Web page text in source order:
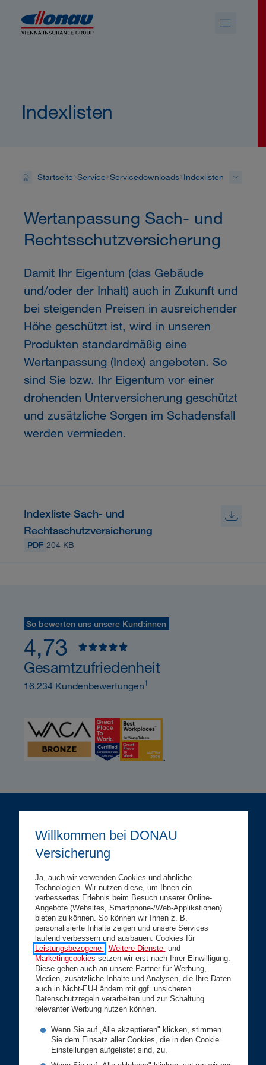
Willkommen bei DONAU
Versicherung
Ja, auch wir verwenden Cookies und ähnliche
Technologien. Wir nutzen diese, um Ihnen ein
verbessertes Erlebnis beim Besuch unserer Online-
Angebote (Websites, Smartphone-/Web-Applikationen)
bieten zu können. So können wir Ihnen z. B.
personalisierte Inhalte zeigen und unsere Services
laufend verbessern und ausbauen. Cookies für
Leistungsbezogene-, Weitere-Dienste-und
Marketingcookies setzen wir erst nach Ihrer Einwilligung.
Diese gehen auch an unsere Partner für Werbung,
Medien, zusätzliche Inhalte und Analysen, die Ihre Daten
auch in Nicht-EU-Ländern mit ggf. unsicheren
Datenschutzregeln verarbeiten und zur Schaltung
relevanter Werbung nutzen können.
Wenn Sie auf „Alle akzeptieren" klicken, stimmen
Sie dem Einsatz aller Cookies, die in den Cookie
Einstellungen aufgelistet sind, zu.
Indexlisten
Startseite Service Servicedownloads Indexlisten
Wertanpassung Sach- und
Rechtsschutzversicherung
Damit Ihr Eigentum (das Gebäude
und/oder der Inhalt) auch in Zukunft und
bei steigenden Preisen in ausreichender
Höhe geschützt ist, wird in unseren
Produkten standardmäßig eine
Wertanpassung (Index) angeboten. So
sind Sie bzw. Ihr Eigentum vor einer
drohenden Unterversicherung geschützt
und zusätzliche Sorgen im Schadensfall
werden vermieden.
Indexliste Sach- und
Rechtsschutzversicherung
PDF 204 KB
Privatkunden
Gesundheit
Vorsorge
Kfz
Wohnen
Rechtsschutz
Karriere
Geschäftskunden
Betriebsversicherungen
Branchenlösungen
Service
So bewerten uns unsere Kund:innen
4,73
Gesamtzufriedenheit
16.234 Kundenbewertungen1